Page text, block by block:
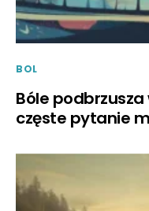
BOL
Bóle
częste pytanie